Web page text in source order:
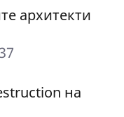
архитекти
на